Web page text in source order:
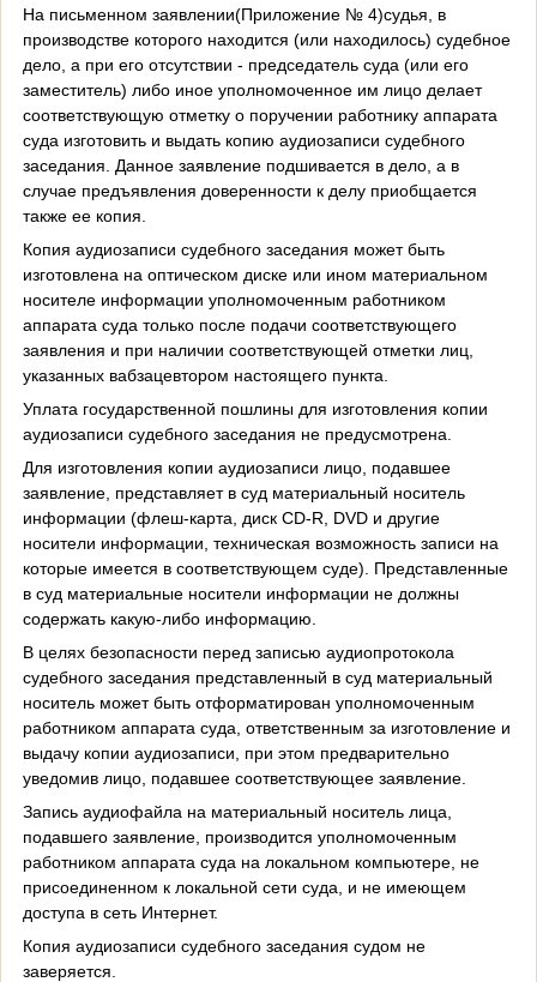
На письменном заявлении(Приложение № 4)судья, в
производстве которого находится (или находилось) судебное
дело, а при его отсутствии - председатель суда (или его
заместитель) либо иное уполномоченное им лицо делает
соответствующую отметку о поручении работнику аппарата
суда изготовить и выдать копию аудиозаписи судебного
заседания. Данное заявление подшивается в дело, а в
случае предъявления доверенности к делу приобщается
также ее копия.
Копия аудиозаписи судебного заседания может быть
изготовлена на оптическом диске или ином материальном
носителе информации уполномоченным работником
аппарата суда только после подачи соответствующего
заявления и при наличии соответствующей отметки лиц,
указанных вабзацевтором настоящего пункта.
Уплата государственной пошлины для изготовления копии
аудиозаписи судебного заседания не предусмотрена.
Для изготовления копии аудиозаписи лицо, подавшее
заявление, представляет в суд материальный носитель
информации (флеш-карта, диск CD-R, DVD и другие
носители информации, техническая возможность записи на
которые имеется в соответствующем суде). Представленные
в суд материальные носители информации не должны
содержать какую-либо информацию.
В целях безопасности перед записью аудиопротокола
судебного заседания представленный в суд материальный
носитель может быть отформатирован уполномоченным
работником аппарата суда, ответственным за изготовление и
выдачу копии аудиозаписи, при этом предварительно
уведомив лицо, подавшее соответствующее заявление.
Запись аудиофайла на материальный носитель лица,
подавшего заявление, производится уполномоченным
работником аппарата суда на локальном компьютере, не
присоединенном к локальной сети суда, и не имеющем
доступа в сеть Интернет.
Копия аудиозаписи судебного заседания судом не
заверяется.